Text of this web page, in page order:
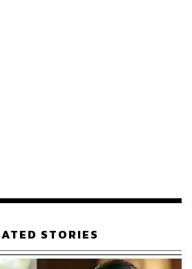
ล้ว B.GRIMM POWER – ENERGY
พร้อมที่จะเริ่มพัฒนาและก่อสร้าง
ปในทันที
STORIES